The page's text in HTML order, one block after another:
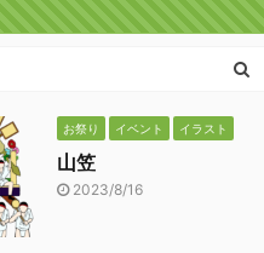
お祭り イベント イラスト
山笠
2023/8/16